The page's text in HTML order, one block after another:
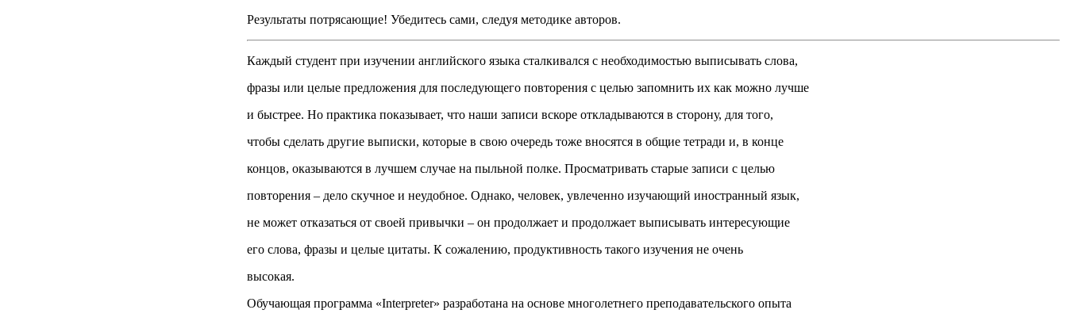
Результаты потрясающие! Убедитесь сами, следуя методике авторов.
Каждый студент при изучении английского языка сталкивался с необходимостью выписывать слова,
фразы или целые предложения для последующего повторения с целью запомнить их как можно лучше
и быстрее. Но практика показывает, что наши записи вскоре откладываются в сторону, для того,
чтобы сделать другие выписки, которые в свою очередь тоже вносятся в общие тетради и, в конце
концов, оказываются в лучшем случае на пыльной полке. Просматривать старые записи с целью
повторения – дело скучное и неудобное. Однако, человек, увлеченно изучающий иностранный язык,
не может отказаться от своей привычки – он продолжает и продолжает выписывать интересующие
его слова, фразы и целые цитаты. К сожалению, продуктивность такого изучения не очень
высокая.
Обучающая программа «Interpreter» разработана на основе многолетнего преподавательского опыта